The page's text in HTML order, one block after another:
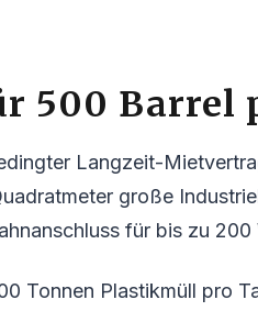
500 Barrel
Langzeit-
große
für bis zu 200
Tonnen Plastikmüll pro